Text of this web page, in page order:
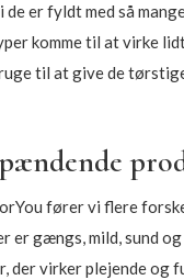
er fyldt med så
komme til at virke
til at give de
fører vi flere
er gængs, mild, sund
der virker plejende og